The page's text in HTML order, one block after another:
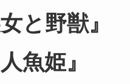
と野獣』
魚姫』